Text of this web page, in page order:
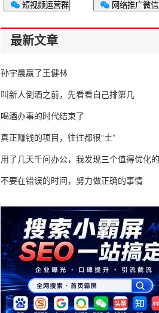
短视频运营群 网络推广微
最新文章
孙宇晨赢了王健林
叫新人倒酒之前，先看看自己排第几
喝酒办事的时代结束了
真正赚钱的项目，往往都很“土”
用了几天千问办公，我发现三个值得优化
不要在错误的时间，努力做正确的事情